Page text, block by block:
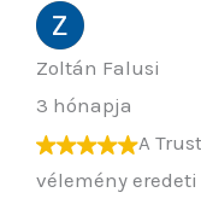
Zoltán Falusi
3 hónapja
A
vélemény eredeti